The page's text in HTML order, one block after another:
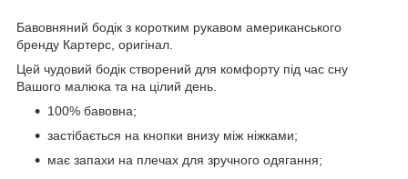
Бавовняний бодік з коротким рукавом американського
бренду Картерс, оригінал.
Цей чудовий бодік створений для комфорту під час сну
Вашого малюка та на цілий день.
100% бавовна;
застібається на кнопки внизу між ніжками;
має запахи на плечах для зручного одягання;